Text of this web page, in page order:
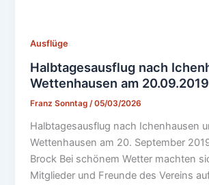
Ausflüge
Halbtagesausflug nach
Wettenhausen am 20.09.2019
Franz Sonntag/05/03/2026
Halbtagesausflug nach Ichenhausen
Wettenhausen am 20. September
Brock Bei schönem Wetter machten
Mitglieder und Freunde des Vereins